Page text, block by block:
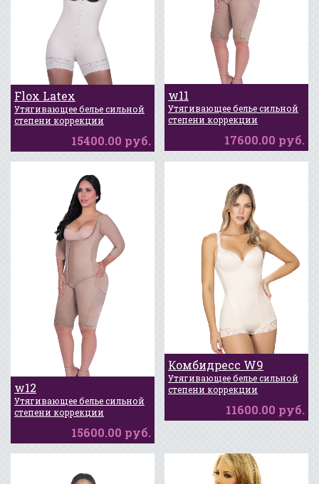
Flox Latex
Утягивающее белье сильной
степени коррекции
15400.00 руб.
Новинка
w11
Утягивающее белье сильной
степени коррекции
17600.00 руб.
Новинка
w12
Утягивающее белье сильной
степени коррекции
15600.00 руб.
Новинка
Комбидресс W9
Утягивающее белье сильной
степени коррекции
11600.00 руб.
Новинка